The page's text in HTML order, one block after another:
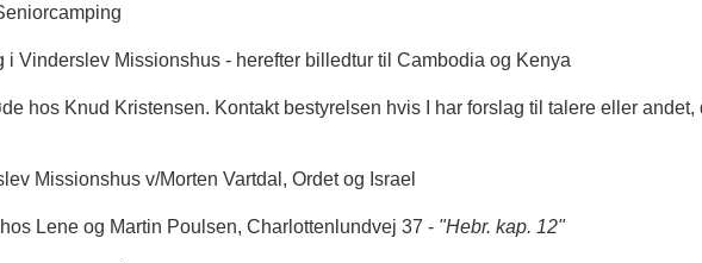
Vinderslev Missionshus - herefter billedtur til Cambodia og Kenya
hos Knud Kristensen. Kontakt bestyrelsen hvis I har forslag til talere eller andet,
Missionshus v/Morten Vartdal, Ordet og Israel
Lene og Martin Poulsen, Charlottenlundvej 37 - "Hebr. kap. 12"